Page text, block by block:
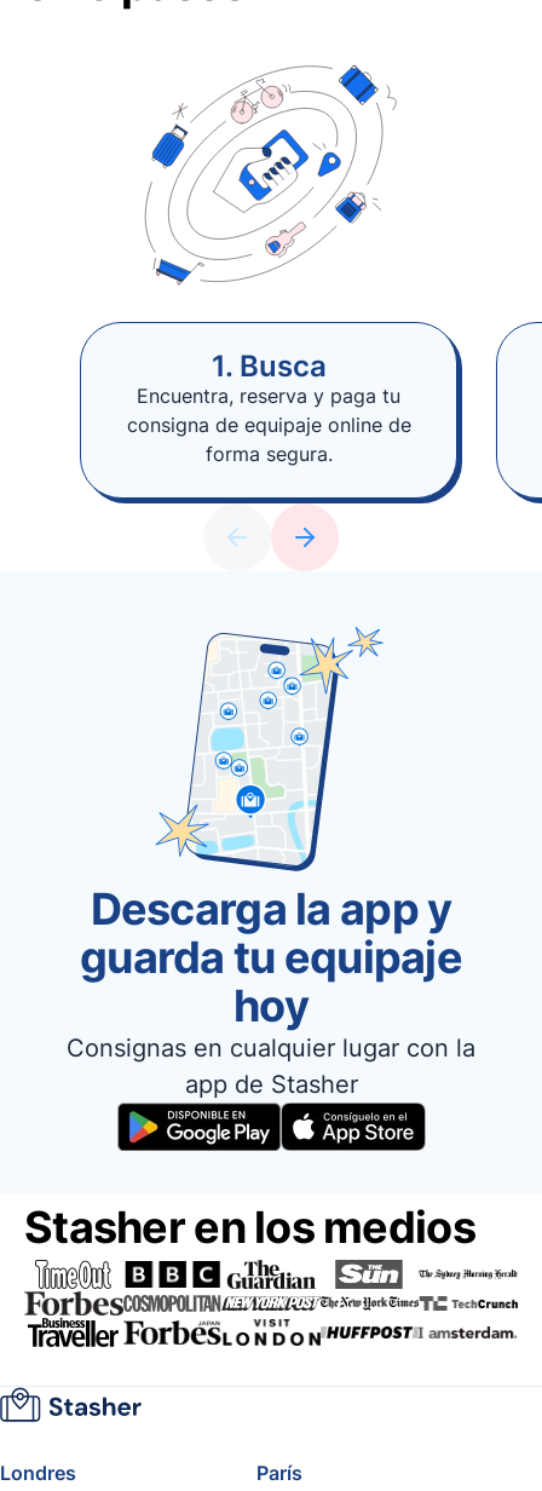
1. Busca
Encuentra, reserva y paga tu
consigna de equipaje online de
forma segura.
Descarga la app y
guarda tu equipaje
hoy
Consignas en cualquier lugar con la
app de Stasher
Stasher en los medios
Londres
París